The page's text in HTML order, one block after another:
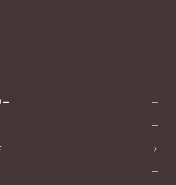
グ)
ド
)
ド
ー
ー一覧